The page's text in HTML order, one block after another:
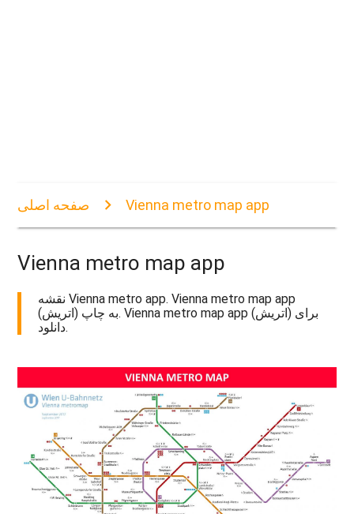
صفحه اصلی Vienna metro map app
Vienna metro map app
نقشه Vienna metro app. Vienna metro map app
(اتریش) به چاپ. Vienna metro map app (اتریش) برای
دانلود.